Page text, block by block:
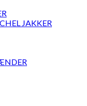
JAKKER